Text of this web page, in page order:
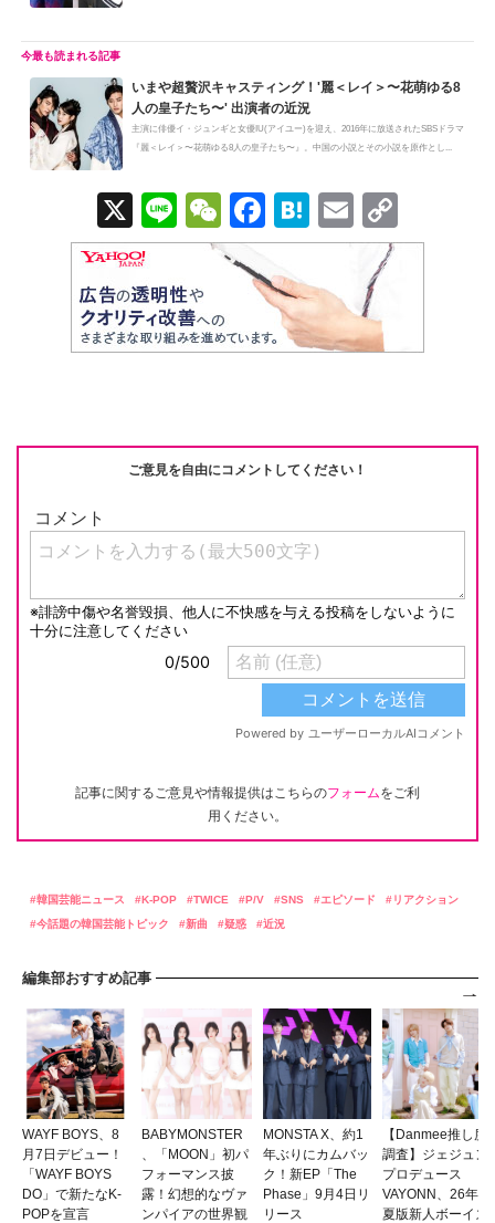
いまや超贅沢キャスティング！'麗＜レイ＞〜花萌ゆる8
人の皇子たち〜' 出演者の近況
主演に俳優イ・ジュンギと女優IU(アイユー)を迎え、2016年に放送されたSBSドラマ
『麗＜レイ＞〜花萌ゆる8人の皇子たち〜』。中国の小説とその小説を原作とし...
X
Li
n
e
W
e
C
at
F
a
c
e
b
k
H
at
e
n
a
E
m
ail
o
Li
ご意見を自由にコメントしてください！
記事に関するご意見や情報提供はこちらのフォームをご利
用ください。
韓国芸能ニュース K-POP TWICE P/V SNS エピソード
リアクション
今話題の韓国芸能トピック
新曲 疑惑 近況
編集部おすすめ記事
WAYF BOYS、8
月7日デビュー！
「WAYF BOYS
DO」で新たなK-
POPを宣言
BABYMONSTER
、「MOON」初パ
フォーマンス披
露！幻想的なヴァ
ンパイアの世界観
MONSTA X、約1
年ぶりにカムバッ
ク！新EP「The
Phase」9月4日リ
リース
【Danmee推し度
調査】ジェジュン
プロデュース
VAYONN、26年
夏版新人ボーイズ